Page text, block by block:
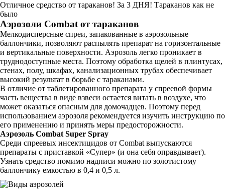
Отличное средство от тараканов! За 3 ДНЯ! Тараканов как не
было
Аэрозоли Combat от тараканов
Мелкодисперсные спреи, запакованные в аэрозольные
баллончики, позволяют распылять препарат на горизонтальные
и вертикальные поверхности. Аэрозоль легко проникает в
труднодоступные места. Поэтому обработка щелей в плинтусах,
стенах, полу, шкафах, канализационных трубах обеспечивает
высокий результат в борьбе с тараканами.
В отличие от таблетированного препарата у спреевой формы
часть вещества в виде взвеси остается витать в воздухе, что
может оказаться опасным для домочадцев. Поэтому перед
использованием аэрозоля рекомендуется изучить инструкцию по
его применению и принять меры предосторожности.
Аэрозоль Combat Super Spray
Среди спреевых инсектицидов от Combat выпускаются
препараты с приставкой «Супер» (и она себя оправдывает).
Узнать средство помимо надписи можно по золотистому
баллончику емкостью в 0,4 и 0,5 л.